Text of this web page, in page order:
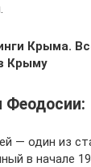
Крыма.
Крыму
Феодосии:
— один из
в начале